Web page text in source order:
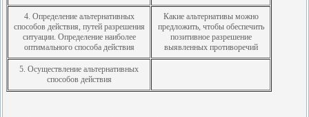
4. Определение альтернативных
способов действия, путей разрешения
ситуации. Определение наиболее
оптимального способа действия
Какие альтернативы можно
предложить, чтобы обеспечить
позитивное разрешение
выявленных противоречий
5. Осуществление альтернативных
способов действия